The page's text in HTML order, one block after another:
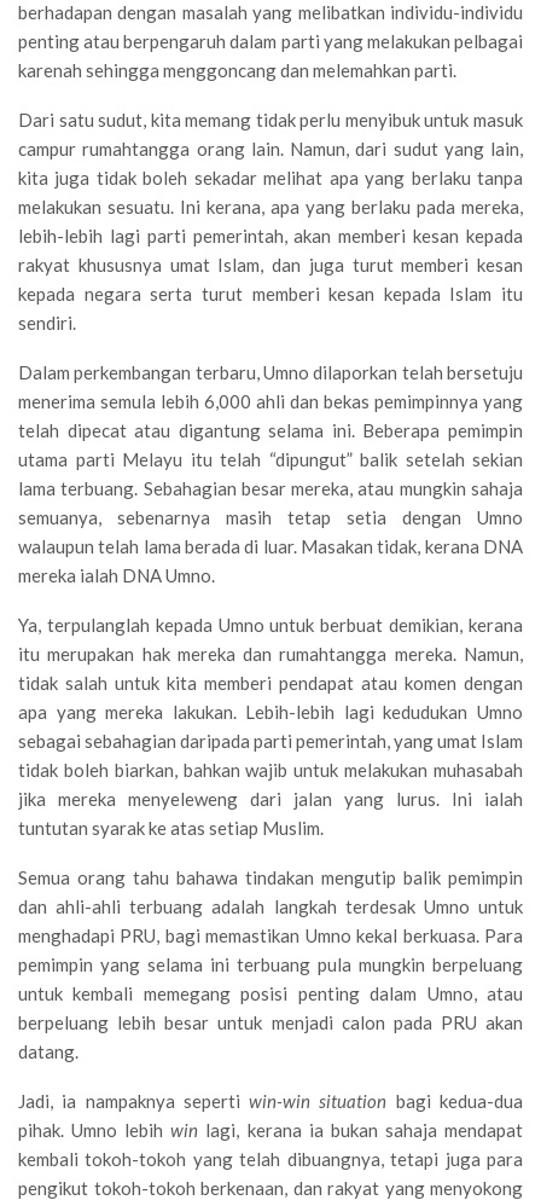
berhadapan dengan masalah yang melibatkan individu-individu
penting atau berpengaruh dalam parti yang melakukan pelbagai
karenah sehingga menggoncang dan melemahkan parti.
Dari satu sudut, kita memang tidak perlu menyibuk untuk masuk
campur rumahtangga orang lain. Namun, dari sudut yang lain,
kita juga tidak boleh sekadar melihat apa yang berlaku tanpa
melakukan sesuatu. Ini kerana, apa yang berlaku pada mereka,
lebih-lebih lagi parti pemerintah, akan memberi kesan kepada
rakyat khususnya umat Islam, dan juga turut memberi kesan
kepada negara serta turut memberi kesan kepada Islam itu
sendiri.
Dalam perkembangan terbaru, Umno dilaporkan telah bersetuju
menerima semula lebih 6,000 ahli dan bekas pemimpinnya yang
telah dipecat atau digantung selama ini. Beberapa pemimpin
utama parti Melayu itu telah “dipungut” balik setelah sekian
lama terbuang. Sebahagian besar mereka, atau mungkin sahaja
semuanya, sebenarnya masih tetap setia dengan Umno
walaupun telah lama berada di luar. Masakan tidak, kerana DNA
mereka ialah DNA Umno.
Ya, terpulanglah kepada Umno untuk berbuat demikian, kerana
itu merupakan hak mereka dan rumahtangga mereka. Namun,
tidak salah untuk kita memberi pendapat atau komen dengan
apa yang mereka lakukan. Lebih-lebih lagi kedudukan Umno
sebagai sebahagian daripada parti pemerintah, yang umat Islam
tidak boleh biarkan, bahkan wajib untuk melakukan muhasabah
jika mereka menyeleweng dari jalan yang lurus. Ini ialah
tuntutan syarak ke atas setiap Muslim.
Semua orang tahu bahawa tindakan mengutip balik pemimpin
dan ahli-ahli terbuang adalah langkah terdesak Umno untuk
menghadapi PRU, bagi memastikan Umno kekal berkuasa. Para
pemimpin yang selama ini terbuang pula mungkin berpeluang
untuk kembali memegang posisi penting dalam Umno, atau
berpeluang lebih besar untuk menjadi calon pada PRU akan
datang.
Jadi, ia nampaknya sepertiwin-win situation bagi kedua-dua
pihak. Umno lebihwin lagi, kerana ia bukan sahaja mendapat
kembali tokoh-tokoh yang telah dibuangnya, tetapi juga para
pengikut tokoh-tokoh berkenaan, dan rakyat yang menyokong